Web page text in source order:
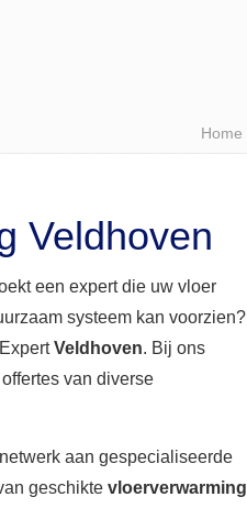
Home
Veldhoven
een expert die uw vloer
systeem kan voorzien?
Veldhoven. Bij ons
van diverse
aan gespecialiseerde
geschikte vloerverwarming